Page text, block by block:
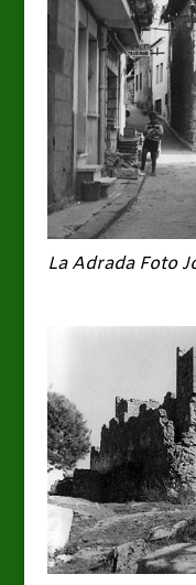
La Adrada Foto